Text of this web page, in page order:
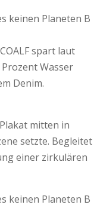
spart laut
Wasser
Denim.
mitten in
setzte. Begleitet
einer zirkulären